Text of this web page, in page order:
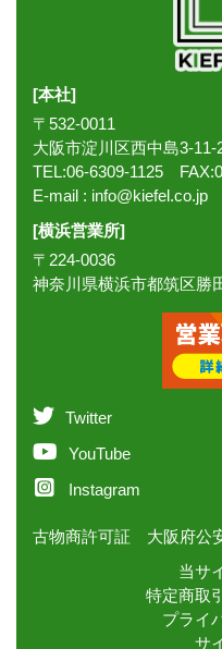
[本社]
〒532-0011
大阪市淀川区西中島3-
TEL:06-6309-1125
E-mail : info@kiefel.co.jp
[横浜営業所]
〒224-0036
神奈川県横浜市都筑区勝
Twitter
YouTube
Instagram
古物商許可証 大阪府公
当サ
特定商取
プライ
サ